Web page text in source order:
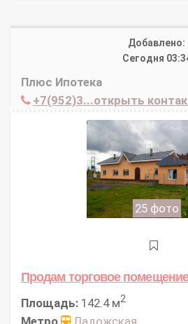
Добавлено:
Сегодня
Плюс Ипотека
+7(952)3...открыть
25 фото
Продам торговое
Площадь: 142.4 м2